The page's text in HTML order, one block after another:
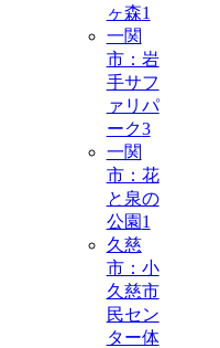
ヶ森1
一関
市：岩
手サフ
ァリパ
ーク3
一関
市：花
と泉の
公園 1
久慈
市：小
久慈市
民セン
ター体